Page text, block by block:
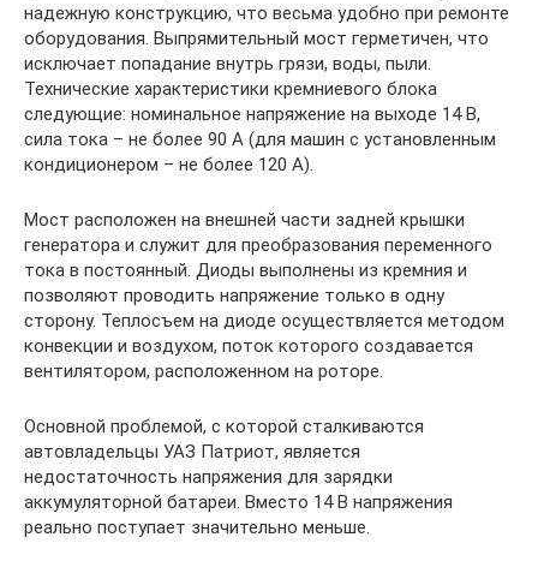
надежную конструкцию, что весьма удобно при ремонте
оборудования. Выпрямительный мост герметичен, что
исключает попадание внутрь грязи, воды, пыли.
Технические характеристики кремниевого блока
следующие: номинальное напряжение на выходе 14 В,
сила тока – не более 90 А (для машин с установленным
кондиционером – не более 120 А).
Мост расположен на внешней части задней крышки
генератора и служит для преобразования переменного
тока в постоянный. Диоды выполнены из кремния и
позволяют проводить напряжение только в одну
сторону. Теплосъем на диоде осуществляется методом
конвекции и воздухом, поток которого создавается
вентилятором, расположенном на роторе.
Основной проблемой, с которой сталкиваются
автовладельцы УАЗ Патриот, является
недостаточность напряжения для зарядки
аккумуляторной батареи. Вместо 14 В напряжения
реально поступает значительно меньше.